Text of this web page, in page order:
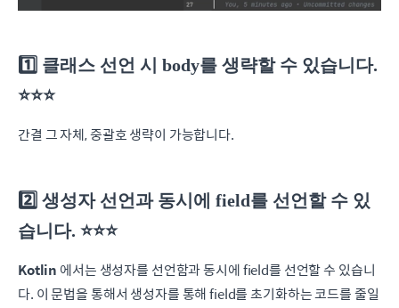
1️⃣ 클래스 선언 시 body를 생략할 수 있습니다.
⭐️⭐️⭐️
간결 그 자체, 중괄호 생략이 가능합니다.
2️⃣ 생성자 선언과 동시에 field를 선언할 수 있
습니다. ⭐️⭐️⭐️
Kotlin 에서는 생성자를 선언함과 동시에 field를 선언할 수 있습니
다. 이 문법을 통해서 생성자를 통해 field를 초기화하는 코드를 줄일